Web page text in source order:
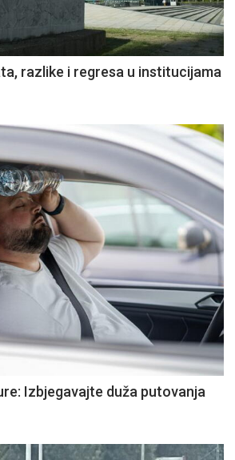
razlike i regresa u institucijama
Izbjegavajte duža putovanja